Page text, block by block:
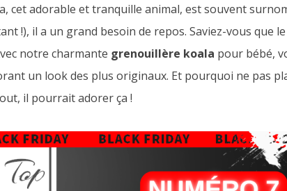
cet adorable et tranquille animal, est souvent
!), il a un grand besoin de repos. Saviez-vous que
notre charmante grenouillère koala pour bébé,
un look des plus originaux. Et pourquoi ne pas
il pourrait adorer ça !